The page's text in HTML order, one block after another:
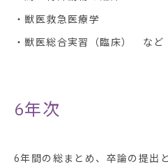
・獣医救急医療学
・獣医総合実習（臨床） など
6年次
6年間の総まとめ、卒論の提出